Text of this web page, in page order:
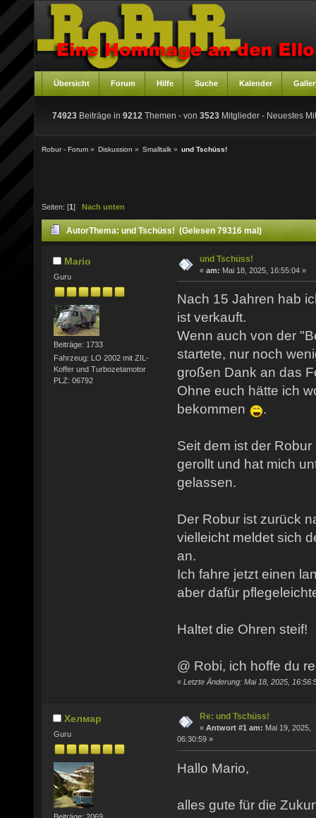
Übersicht Forum Hilfe Suche Kalender
74923 Beiträge in 9212 Themen - von 3523 Mitglieder - Neuestes
Robur - Forum » Diskussion » Smalltalk » und Tschüss!
Seiten: [1 ] Nach unten
AutorThema: und Tschüss! (Gelesen 79316 mal)
Mario
Guru
Beiträge: 1733
Fahrzeug: LO 2002 mit ZIL-
Koffer und Turbozetamotor
PLZ: 06792
und Tschüss!
« am: Mai 18, 2025, 16:55:04 »
Nach 15 Jahren hab
ist verkauft.
Wenn auch von der
startete, nur noch
großen Dank an das
Ohne euch hätte ich
bekommen
.
Seit dem ist der
gerollt und hat mich
gelassen.
Der Robur ist zurück
vielleicht meldet sich
an.
Ich fahre jetzt einen
aber dafür
Haltet die Ohren steif!
@ Robi, ich hoffe du
« Letzte Änderung: Mai 18, 2025,
Хелмар
Guru
Re: und Tschüss!
« Antwort #1 am: Mai 19, 2025,
06:30:59 »
Hallo Mario,
alles gute für die